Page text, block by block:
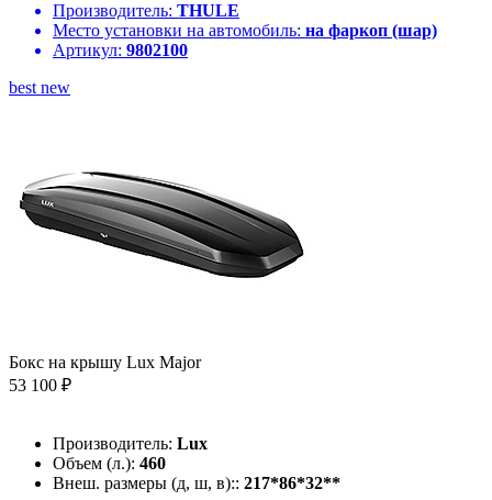
Производитель: THULE
Место установки на автомобиль: на фаркоп (шар)
Артикул: 9802100
best new
Бокс на крышу Lux Major
53 100 ₽
Производитель: Lux
Объем (л.): 460
Внеш. размеры (д, ш, в):: 217*86*32**